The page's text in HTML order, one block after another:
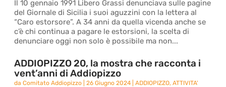
Il 10 gennaio 1991 Libero Grassi denunciava sulle pagine
del Giornale di Sicilia i suoi aguzzini con la lettera al
“Caro estorsore”. A 34 anni da quella vicenda anche se
c’è chi continua a pagare le estorsioni, la scelta di
denunciare oggi non solo è possibile ma non...
ADDIOPIZZO 20, la mostra che racconta i
vent’anni di Addiopizzo
daComitato Addiopizzo |26 Giugno 2024 |ADDIOPIZZO,ATTIVITA'